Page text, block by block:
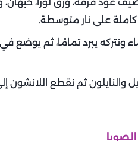
كاملة على نار متوسطة.
ونتركه يبرد تمامًا، ثم يوضع
والنايلون ثم نقطع